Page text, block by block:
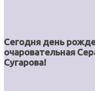
Сегодня день
очаровательная
Сугарова!